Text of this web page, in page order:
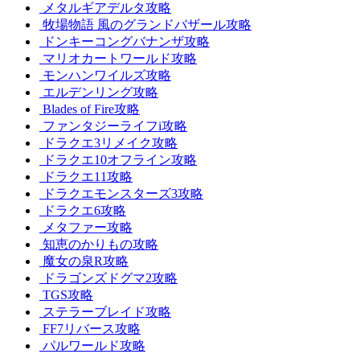
メタルギアデルタ攻略
牧場物語 風のグランドバザール攻略
ドンキーコングバナンザ攻略
マリオカートワールド攻略
モンハンワイルズ攻略
エルデンリング攻略
Blades of Fire攻略
ファンタジーライフi攻略
ドラクエ3リメイク攻略
ドラクエ10オフライン攻略
ドラクエ11攻略
ドラクエモンスターズ3攻略
ドラクエ6攻略
メタファー攻略
知恵のかりもの攻略
魔女の泉R攻略
ドラゴンズドグマ2攻略
TGS攻略
ステラーブレイド攻略
FF7リバース攻略
パルワールド攻略